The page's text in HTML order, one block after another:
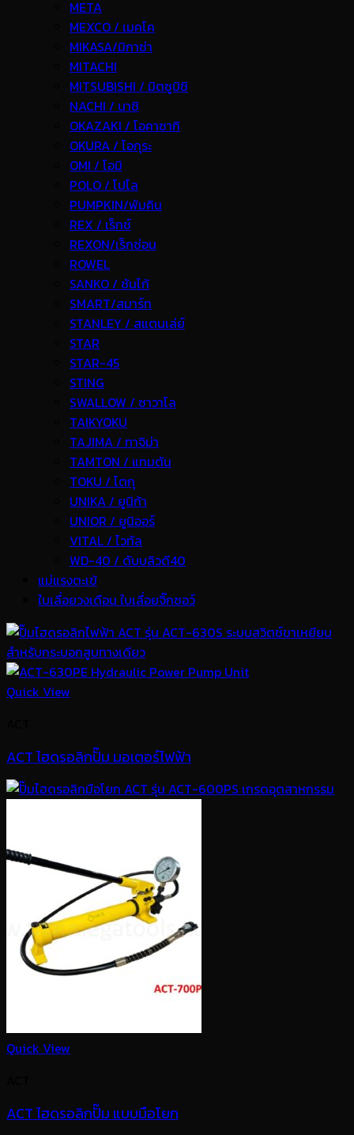
META
MEXCO / เมคโค
MIKASA/มิกาซ่า
MITACHI
MITSUBISHI / มิตซูบิชิ
NACHI / นาชิ
OKAZAKI / โอคาซากิ
OKURA / โอกุระ
OMI / โอมิ
POLO / โปโล
PUMPKIN/พัมคิน
REX / เร็กช์
REXON/เร็กซ่อน
ROWEL
SANKO / ซันโก้
SMART/สมาร์ท
STANLEY / สแตนเล่ย์
STAR
STAR-45
STING
SWALLOW / ซาวาโล
TAIKYOKU
TAJIMA / ทาจิม่า
TAMTON / แทมตัน
TOKU / โตกุ
UNIKA / ยูนิก้า
UNIOR / ยูนิออร์
VITAL / ไวทัล
WD-40 / ดับบลิวดี40
แม่แรงตะเข้
ใบเลื่อยวงเดือน ใบเลื่อยจิ๊กซอว์
Quick View
ACT ไฮดรอลิกปั๊ม มอเตอร์ไฟฟ้า
Quick View
ACT ไฮดรอลิกปั๊ม แบบมือโยก